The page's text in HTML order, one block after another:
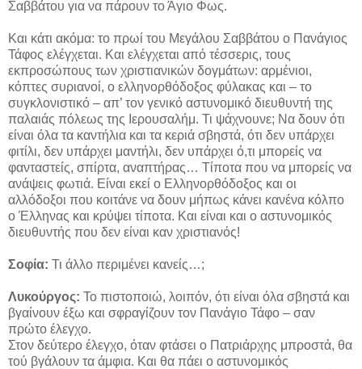
Σαββάτου για να πάρουν το Άγιο Φως.
Και κάτι ακόμα: το πρωί του Μεγάλου Σαββάτου ο Πανάγιος
Τάφος ελέγχεται. Και ελέγχεται από τέσσερις, τους
εκπροσώπους των χριστιανικών δογμάτων: αρμένιοι,
κόπτες συριανοί, ο ελληνορθόδοξος φύλακας και – το
συγκλονιστικό – απ’ τον γενικό αστυνομικό διευθυντή της
παλαιάς πόλεως της Ιερουσαλήμ. Τι ψάχνουνε; Να δουν ότι
είναι όλα τα καντήλια και τα κεριά σβηστά, ότι δεν υπάρχει
φιτίλι, δεν υπάρχει μαντήλι, δεν υπάρχει ό,τι μπορείς να
φανταστείς, σπίρτα, αναπτήρας… Τίποτα που να μπορείς να
ανάψεις φωτιά. Είναι εκεί ο Ελληνορθόδοξος και οι
αλλόδοξοι που κοιτάνε να δουν μήπως κάνει κανένα κόλπο
ο Έλληνας και κρύψει τίποτα. Και είναι και ο αστυνομικός
διευθυντής που δεν είναι καν χριστιανός!
Σοφία: Τι άλλο περιμένει κανείς…;
Λυκούργος: Το πιστοποιώ, λοιπόν, ότι είναι όλα σβηστά και
βγαίνουν έξω και σφραγίζουν τον Πανάγιο Τάφο – σαν
πρώτο έλεγχο.
Στον δεύτερο έλεγχο, όταν φτάσει ο Πατριάρχης μπροστά, θα
τού βγάλουν τα άμφια. Και θα πάει ο αστυνομικός